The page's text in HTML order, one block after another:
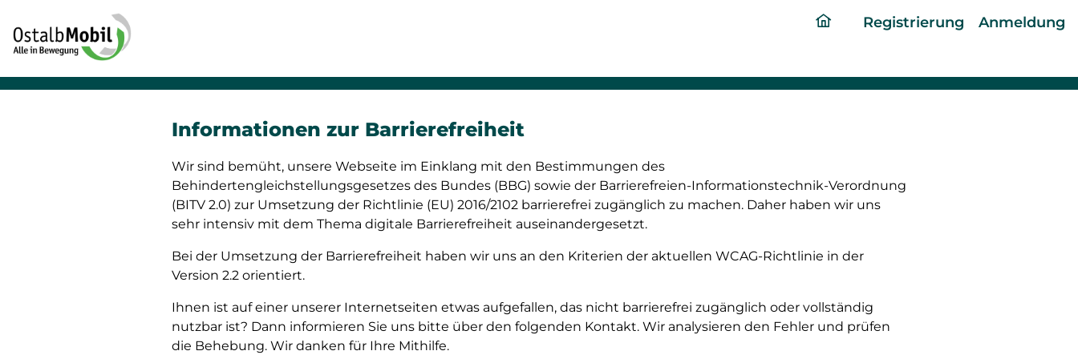
dingRegistrierung Anmeldung
Informationen zur Barrierefreiheit
Wir sind bemüht, unsere Webseite im Einklang mit den Bestimmungen des
Behindertengleichstellungsgesetzes des Bundes (BBG) sowie der Barrierefreien-Informationstechnik-Verordnung
(BITV 2.0) zur Umsetzung der Richtlinie (EU) 2016/2102 barrierefrei zugänglich zu machen. Daher haben wir uns
sehr intensiv mit dem Thema digitale Barrierefreiheit auseinandergesetzt.
Bei der Umsetzung der Barrierefreiheit haben wir uns an den Kriterien der aktuellen WCAG-Richtlinie in der
Version 2.2 orientiert.
Ihnen ist auf einer unserer Internetseiten etwas aufgefallen, das nicht barrierefrei zugänglich oder vollständig
nutzbar ist? Dann informieren Sie uns bitte über den folgenden Kontakt. Wir analysieren den Fehler und prüfen
die Behebung. Wir danken für Ihre Mithilfe.